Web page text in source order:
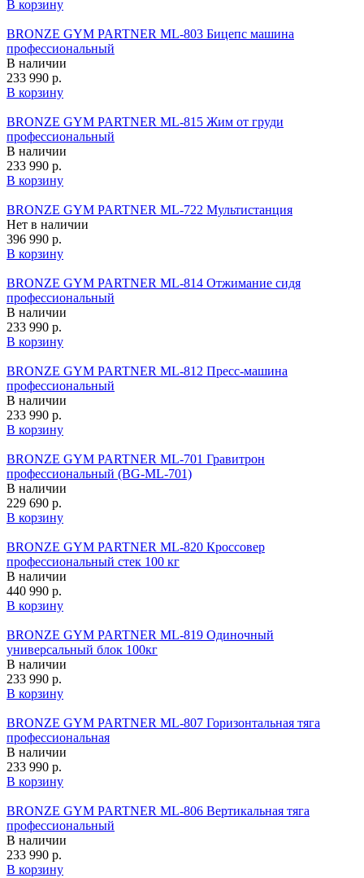
В корзину
BRONZE GYM PARTNER ML-803 Бицепс машина
профессиональный
В наличии
233 990 р.
В корзину
BRONZE GYM PARTNER ML-815 Жим от груди
профессиональный
В наличии
233 990 р.
В корзину
BRONZE GYM PARTNER ML-722 Мультистанция
Нет в наличии
396 990 р.
В корзину
BRONZE GYM PARTNER ML-814 Отжимание сидя
профессиональный
В наличии
233 990 р.
В корзину
BRONZE GYM PARTNER ML-812 Пресс-машина
профессиональный
В наличии
233 990 р.
В корзину
BRONZE GYM PARTNER ML-701 Гравитрон
профессиональный (BG‑ML‑701)
В наличии
229 690 р.
В корзину
BRONZE GYM PARTNER ML-820 Кроссовер
профессиональный стек 100 кг
В наличии
440 990 р.
В корзину
BRONZE GYM PARTNER ML-819 Одиночный
универсальный блок 100кг
В наличии
233 990 р.
В корзину
BRONZE GYM PARTNER ML-807 Горизонтальная тяга
профессиональная
В наличии
233 990 р.
В корзину
BRONZE GYM PARTNER ML-806 Вертикальная тяга
профессиональный
В наличии
233 990 р.
В корзину